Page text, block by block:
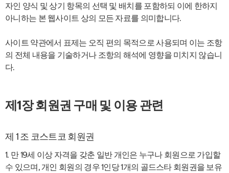
자인 양식 및 상기 항목의 선택 및 배치를 포함하되 이에 한하지
아니하는 본 웹사이트 상의 모든 자료를 의미합니다.
사이트 약관에서 표제는 오직 편의 목적으로 사용되며 이는 조항
의 전체 내용을 기술하거나 조항의 해석에 영향을 미치지 않습니
다.
제1장 회원권 구매 및 이용 관련
제 1 조 코스트코 회원권
1. 만 19세 이상 자격을 갖춘 일반 개인은 누구나 회원으로 가입할
수 있으며, 개인 회원의 경우 1인당 1개의 골드스타 회원권을 보유